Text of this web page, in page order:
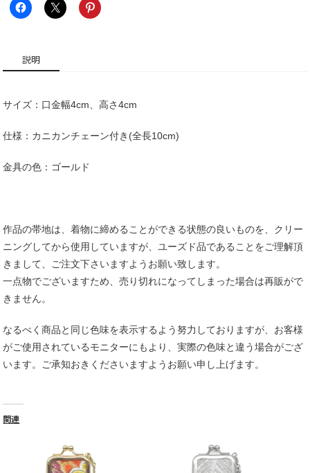
口
説明
サイズ：口金幅4cm、高さ4cm
仕様：カニカンチェーン付き(全長10cm)
金具の色：ゴールド
作品の帯地は、着物に締めることができる状態の良いものを、クリー
ニングしてから使用していますが、ユーズド品であることをご理解頂
きまして、ご注文下さいますようお願い致します。
一点物でございますため、売り切れになってしまった場合は再販がで
きません。
なるべく商品と同じ色味を表示するよう努力しておりますが、お客様
がご使用されているモニターにもより、実際の色味と違う場合がござ
います。ご承知おきくださいますようお願い申し上げます。
関連